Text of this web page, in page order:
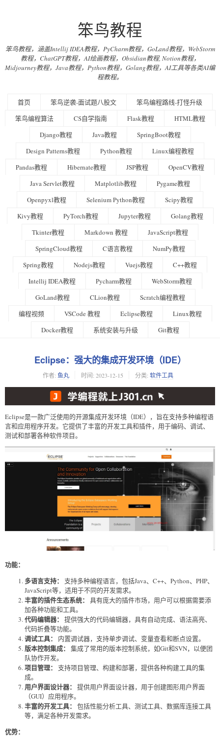
笨鸟教程
笨鸟教程，涵盖Intellij IDEA教程，PyCharm教程，GoLand教程，WebStorm
教程，ChatGPT教程，AI绘画教程，Obsidian教程, Notion教程，
Midjourney教程，Java教程，Python教程，Golang教程，AI工具等各类AI编
程教程。
首页 笨鸟逆袭-面试题八股文
笨鸟编程路线-打怪升级
笨鸟编程算法
CS自学指南 Flask教程
HTML教程
Django教程
Java教程
SpringBoot教程
Design Patterns教程
Python教程
Linux编程教程
Pandas教程
Hibernate教程 JSP教程
OpenCV教程
Java Servlet教程
Matplotlib教程
Pygame教程
Openpyxl教程
Selenium Python教程
Scipy教程
Kivy教程
PyTorch教程 Jupyter教程
Golang教程
Tkinter教程
Markdown 教程
JavaScript教程
SpringCloud教程
C语言教程
NumPy教程
Spring教程
Nodejs教程 Vuejs教程
C++教程
Intellij IDEA教程
Pycharm教程
WebStorm教程
GoLand教程
CLion教程
Scratch编程教程
编程视频
VSCode 教程 Eclipse教程
Linux教程
Docker教程
系统安装与升级 Git教程
Eclipse：强大的集成开发环境（IDE）
作者: 鱼丸 时间: 2023-12-15 分类: 软件工具
Eclipse是一款广泛使用的开源集成开发环境（IDE），旨在支持多种编程语
言和应用程序开发。它提供了丰富的开发工具和插件，用于编码、调试、
测试和部署各种软件项目。
功能：
多语言支持：
支持多种编程语言，包括Java、C++、Python、PHP、
JavaScript等，适用于不同的开发需求。
丰富的插件生态系统：
具有庞大的插件市场，用户可以根据需要添
加各种功能和工具。
代码编辑器：
提供强大的代码编辑器，具有自动完成、语法高亮、
代码折叠等功能。
调试工具： 内置调试器，支持单步调试、变量查看和断点设置。
版本控制集成：
集成了常用的版本控制系统，如Git和SVN，以便团
队协作开发。
项目管理：
支持项目管理、构建和部署，提供各种构建工具的集
成。
用户界面设计器：
提供用户界面设计器，用于创建图形用户界面
（GUI）应用程序。
丰富的开发工具：
包括性能分析工具、测试工具、数据库连接工具
等，满足各种开发需求。
优势：